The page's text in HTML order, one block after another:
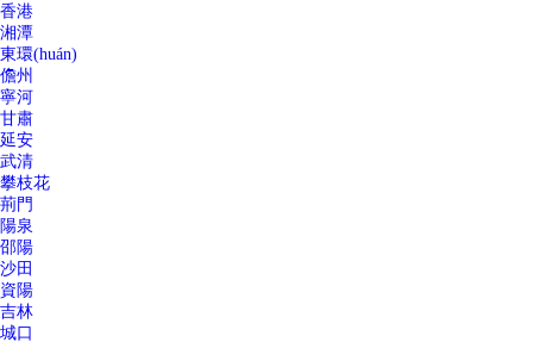
香港
湘潭
東環(huán)
儋州
寧河
甘肅
延安
武清
攀枝花
荊門
陽泉
邵陽
沙田
資陽
吉林
城口